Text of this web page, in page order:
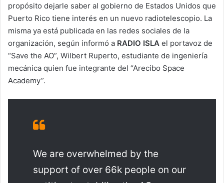
propósito dejarle saber al gobierno de Estados Unidos que
Puerto Rico tiene interés en un nuevo radiotelescopio. La
misma ya está publicada en las redes sociales de la
organización, según informó a RADIO ISLA el portavoz de
“Save the AO”, Wilbert Ruperto, estudiante de ingeniería
mecánica quien fue integrante del “Arecibo Space
Academy”.
We are overwhelmed by the
support of over 66k people on our